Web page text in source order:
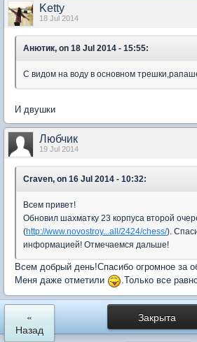
Ketty
18 Jul 2014
Анютик, on 18 Jul 2014 - 15:55:
С видом на воду в основном
И двушки
Любчик
19 Jul 2014
Craven, on 16 Jul 2014 - 10:32:
Всем привет!
Обновил шахматку 23 корпуса второй
(http://www.novostroy...all/2424/chess/).
информацией! Отмечаемся дальше!
Всем добрый день!Спасибо огромное за
Меня даже отметили
.Только все
Закрыта
«
Назад